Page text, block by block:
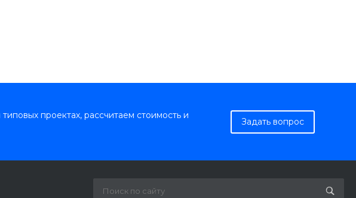
проектах, рассчитаем стоимость и
Задать вопрос